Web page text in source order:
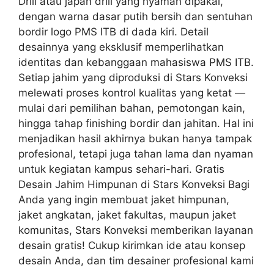
dengan warna dasar putih bersih dan sentuhan
bordir logo PMS ITB di dada kiri. Detail
desainnya yang eksklusif memperlihatkan
identitas dan kebanggaan mahasiswa PMS ITB.
Setiap jahim yang diproduksi di Stars Konveksi
melewati proses kontrol kualitas yang ketat —
mulai dari pemilihan bahan, pemotongan kain,
hingga tahap finishing bordir dan jahitan. Hal ini
menjadikan hasil akhirnya bukan hanya tampak
profesional, tetapi juga tahan lama dan nyaman
untuk kegiatan kampus sehari-hari. Gratis
Desain Jahim Himpunan di Stars Konveksi Bagi
Anda yang ingin membuat jaket himpunan,
jaket angkatan, jaket fakultas, maupun jaket
komunitas, Stars Konveksi memberikan layanan
desain gratis! Cukup kirimkan ide atau konsep
desain Anda, dan tim desainer profesional kami